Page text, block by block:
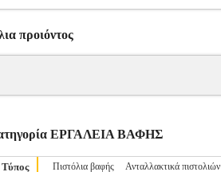
προιόντος
ΕΡΓΑΛΕΙΑ ΒΑΦΗΣ
Τύπος Πιστόλια βαφής Ανταλλακτικά πιστολιών